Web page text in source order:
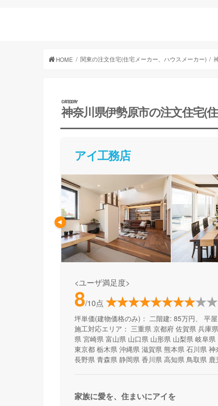
HOME 関東の注文住宅(住宅メーカー、ハウスメーカー)
神奈川県伊勢原市の注文住宅(
アイ工務店
<ユーザ満足度>
8/10点
坪単価(建物価格のみ)： 二階建: 85万円、 平
施工対応エリア： 三重県 京都府 佐賀県 兵庫
県 宮崎県 富山県 山口県 山形県 山梨県 岐阜県
東京都 栃木県 沖縄県 滋賀県 熊本県 石川県 神
長野県 青森県 静岡県 香川県 高知県 鳥取県 鹿
家族に愛を、住まいにアイを